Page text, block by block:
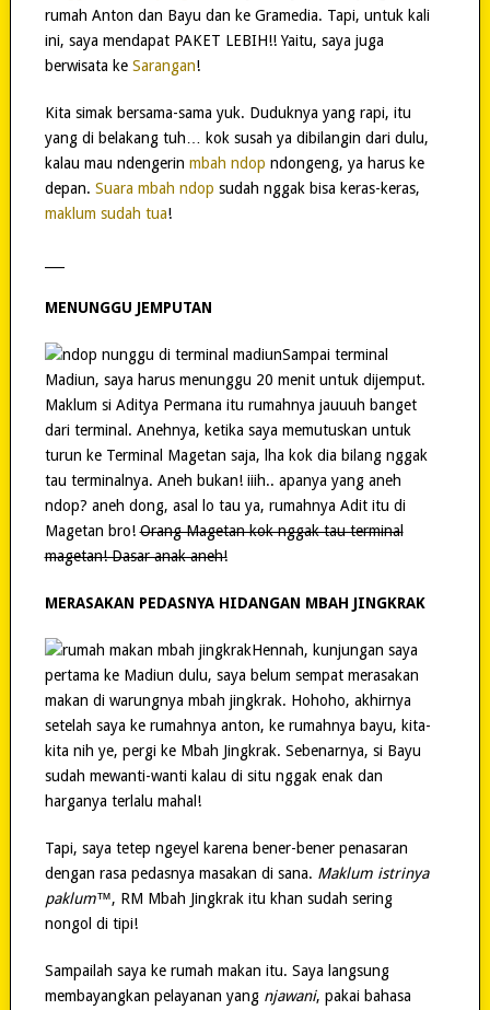
rumah Anton dan Bayu dan ke Gramedia. Tapi, untuk kali
ini, saya mendapat PAKET LEBIH!! Yaitu, saya juga
berwisata ke Sarangan!
Kita simak bersama-sama yuk. Duduknya yang rapi, itu
yang di belakang tuh… kok susah ya dibilangin dari dulu,
kalau mau ndengerin mbah ndop ndongeng, ya harus ke
depan. Suara mbah ndop sudah nggak bisa keras-keras,
maklum sudah tua!
MENUNGGU JEMPUTAN
Sampai terminal
Madiun, saya harus menunggu 20 menit untuk dijemput.
Maklum si Aditya Permana itu rumahnya jauuuh banget
dari terminal. Anehnya, ketika saya memutuskan untuk
turun ke Terminal Magetan saja, lha kok dia bilang nggak
tau terminalnya. Aneh bukan! iiih.. apanya yang aneh
ndop? aneh dong, asal lo tau ya, rumahnya Adit itu di
Magetan bro!Orang Magetan kok nggak tau terminal
magetan! Dasar anak aneh!
MERASAKAN PEDASNYA HIDANGAN MBAH JINGKRAK
Hennah, kunjungan saya
pertama ke Madiun dulu, saya belum sempat merasakan
makan di warungnya mbah jingkrak. Hohoho, akhirnya
setelah saya ke rumahnya anton, ke rumahnya bayu, kita-
kita nih ye, pergi ke Mbah Jingkrak. Sebenarnya, si Bayu
sudah mewanti-wanti kalau di situ nggak enak dan
harganya terlalu mahal!
Tapi, saya tetep ngeyel karena bener-bener penasaran
dengan rasa pedasnya masakan di sana. Maklum istrinya
paklum™, RM Mbah Jingkrak itu khan sudah sering
nongol di tipi!
Sampailah saya ke rumah makan itu. Saya langsung
membayangkan pelayanan yang njawani, pakai bahasa